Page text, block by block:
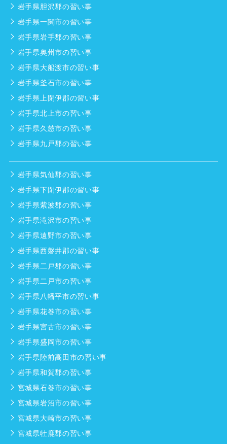
岩手県胆沢郡の習い事
岩手県一関市の習い事
岩手県岩手郡の習い事
岩手県奥州市の習い事
岩手県大船渡市の習い事
岩手県釜石市の習い事
岩手県上閉伊郡の習い事
岩手県北上市の習い事
岩手県久慈市の習い事
岩手県九戸郡の習い事
岩手県気仙郡の習い事
岩手県下閉伊郡の習い事
岩手県紫波郡の習い事
岩手県滝沢市の習い事
岩手県遠野市の習い事
岩手県西磐井郡の習い事
岩手県二戸郡の習い事
岩手県二戸市の習い事
岩手県八幡平市の習い事
岩手県花巻市の習い事
岩手県宮古市の習い事
岩手県盛岡市の習い事
岩手県陸前高田市の習い事
岩手県和賀郡の習い事
宮城県石巻市の習い事
宮城県岩沼市の習い事
宮城県大崎市の習い事
宮城県牡鹿郡の習い事